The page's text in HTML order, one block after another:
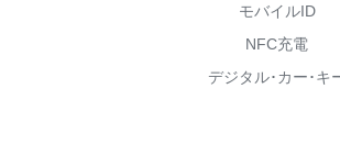
モバイルID
NFC充電
デジタル･カー･キ